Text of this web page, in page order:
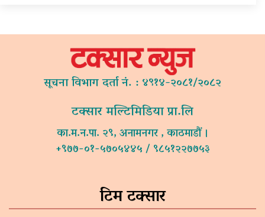
सूचना विभाग दर्ता नं. : ४९१४-२०८१/२०८२
टक्सार मल्टिमिडिया प्रा.लि
का.म.न.पा. २९, अनामनगर , काठमाडौं ।
+९७७-०१-५७०५४४५ / ९८५१२२७७५३
टिम टक्सार